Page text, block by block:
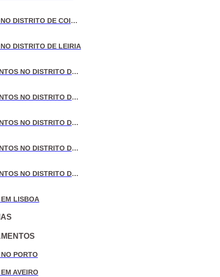
VENDA DE MORADIAS NO DISTRITO DE COIMBRA
DISTRITO DE LEIRIA
VENDA DE APARTAMENTOS NO DISTRITO DE LISBOA
VENDA DE APARTAMENTOS NO DISTRITO DO PORTO
VENDA DE APARTAMENTOS NO DISTRITO DE AVEIRO
VENDA DE APARTAMENTOS NO DISTRITO DE COIMBRA
VENDA DE APARTAMENTOS NO DISTRITO DE LEIRIA
LISBOA
PORTO
AVEIRO